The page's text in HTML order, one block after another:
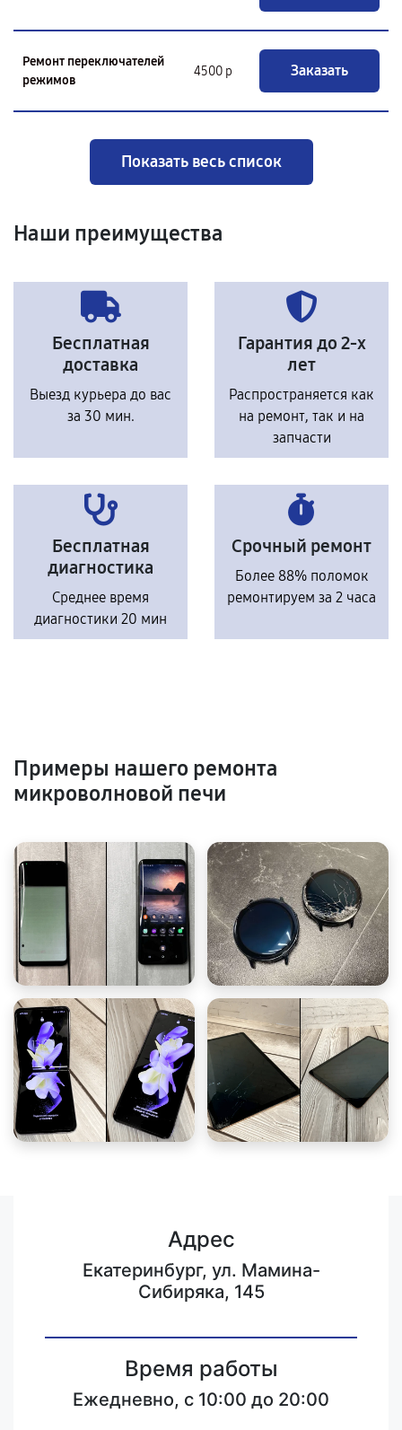
Ремонт переключателей
режимов
4500 р Заказать
Показать весь список
Наши преимущества
Бесплатная
доставка
Выезд курьера до вас
за 30 мин.
Гарантия до 2-х
лет
Распространяется как
на ремонт, так и на
запчасти
Бесплатная
диагностика
Среднее время
диагностики 20 мин
Срочный ремонт
Более 88% поломок
ремонтируем за 2 часа
Примеры нашего ремонта
микроволновой печи
Адрес
Екатеринбург, ул. Мамина-
Сибиряка, 145
Время работы
Ежедневно, с 10:00 до 20:00